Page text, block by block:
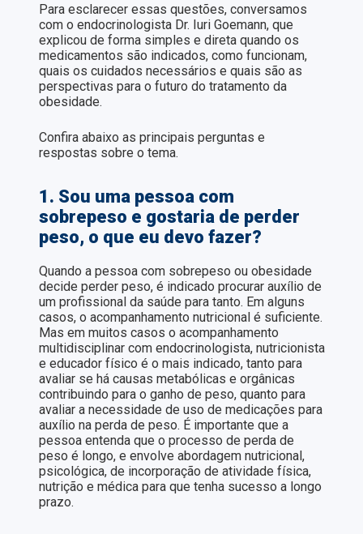
Para esclarecer essas questões, conversamos
com o endocrinologista Dr. Iuri Goemann, que
explicou de forma simples e direta quando os
medicamentos são indicados, como funcionam,
quais os cuidados necessários e quais são as
perspectivas para o futuro do tratamento da
obesidade.
Confira abaixo as principais perguntas e
respostas sobre o tema.
1. Sou uma pessoa com
sobrepeso e gostaria de perder
peso, o que eu devo fazer?
Quando a pessoa com sobrepeso ou obesidade
decide perder peso, é indicado procurar auxílio de
um profissional da saúde para tanto. Em alguns
casos, o acompanhamento nutricional é suficiente.
Mas em muitos casos o acompanhamento
multidisciplinar com endocrinologista, nutricionista
e educador físico é o mais indicado, tanto para
avaliar se há causas metabólicas e orgânicas
contribuindo para o ganho de peso, quanto para
avaliar a necessidade de uso de medicações para
auxílio na perda de peso. É importante que a
pessoa entenda que o processo de perda de
peso é longo, e envolve abordagem nutricional,
psicológica, de incorporação de atividade física,
nutrição e médica para que tenha sucesso a longo
prazo.